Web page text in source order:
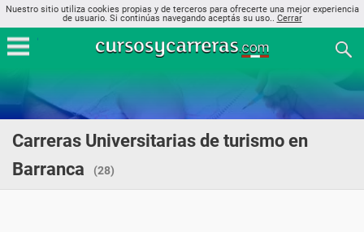
Nuestro sitio utiliza cookies propias y de terceros para ofrecerte una mejor experiencia
de usuario. Si continúas navegando aceptás su uso.. Cerrar
Carreras Universitarias de turismo en
Barranca
(28)